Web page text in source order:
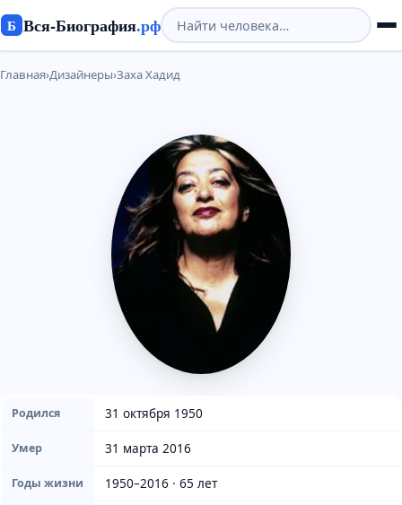
Б Вся-Биография.рф
Главная›Дизайнеры›Заха Хадид
Родился 31 октября 1950
Умер 31 марта 2016
Годы жизни 1950–2016 · 65 лет